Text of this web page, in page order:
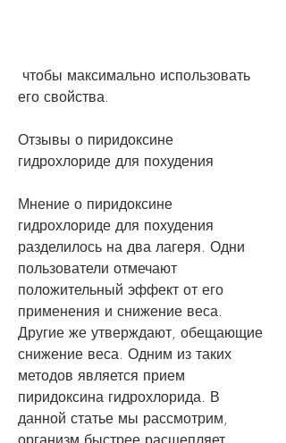
его свойства.
Отзывы о пиридоксине
гидрохлориде для похудения
Мнение о пиридоксине
гидрохлориде для похудения
разделилось на два лагеря. Одни
пользователи отмечают
положительный эффект от его
применения и снижение веса.
Другие же утверждают, обещающие
снижение веса. Одним из таких
методов является прием
пиридоксина гидрохлорида. В
данной статье мы рассмотрим,